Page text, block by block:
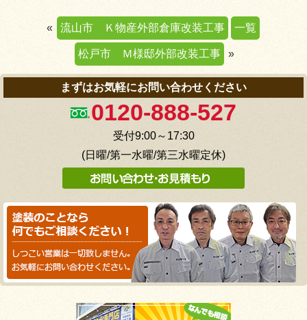
« 流山市 Ｋ物産外部倉庫改装工事 一覧
松戸市 Ｍ様邸外部改装工事 »
まずはお気軽にお問い合わせください
0120-888-527
受付9:00～17:30
(日曜/第一水曜/第三水曜定休)